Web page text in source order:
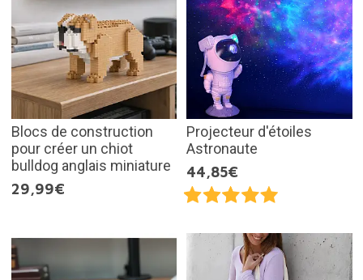
Blocs de construction
pour créer un chiot
bulldog anglais miniature
29,99€
Projecteur d'étoiles
Astronaute
44,85€